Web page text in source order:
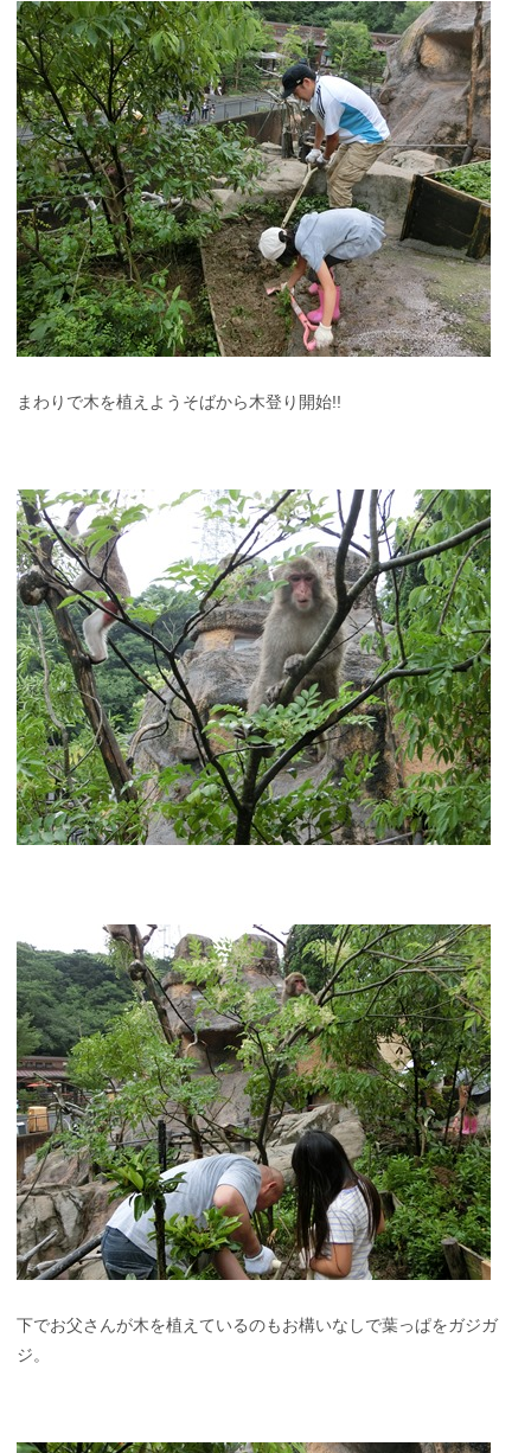
まわりで木を植えようそばから木登り開始!!
下でお父さんが木を植えているのもお構いなしで葉っぱをガジガ
ジ。